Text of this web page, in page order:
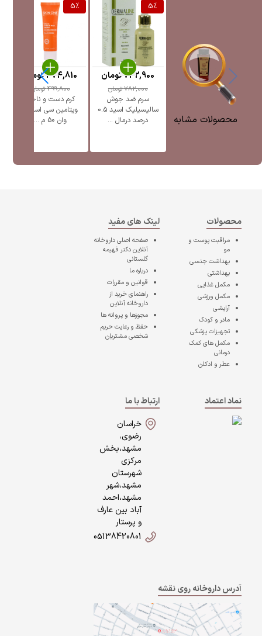
محصولات مشابه
5%
سرم ضد جوش
سالیسیلیک اسید 0.5
درصد درمال ...
782,000تومان
742,900تومان
5%
کرم دست و ناخن
ویتامین سی اسکین
وان 50 م ...
499,800تومان
474,810تومان
محصولات
مراقبت پوست و
مو
بهداشت جنسی
بهداشتی
مکمل غذایی
مکمل ورزشی
آرایشی
مادر و کودک
تجهیزات پزشکی
مکمل های کمک
درمانی
عطر و ادکلن
لینک های مفید
صفحه اصلیداروخانه
آنلاین دکتر فهیمه
گلستانی
درباره ما
قوانین و مقررات
راهنمای خرید از
داروخانه آنلاین
مجوزها و پروانه ها
حفظ و رعایت حریم
شخصی مشتریان
نماد اعتماد
ارتباط با ما
خراسان
رضوی،
مشهد،بخش
مرکزی
شهرستان
مشهد،شهر
مشهد،احمد
آباد بین عارف
و پرستار
05138420801
آدرس داروخانه روی نقشه